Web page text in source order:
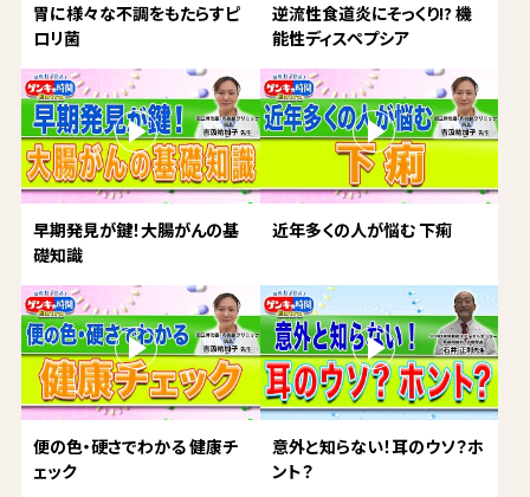
胃に様々な不調をもたらすピ
ロリ菌
逆流性食道炎にそっくり!? 機
能性ディスペプシア
早期発見が鍵！大腸がんの基
礎知識
近年多くの人が悩む 下痢
便の色・硬さでわかる 健康チ
ェック
意外と知らない！耳のウソ？ホ
ント？